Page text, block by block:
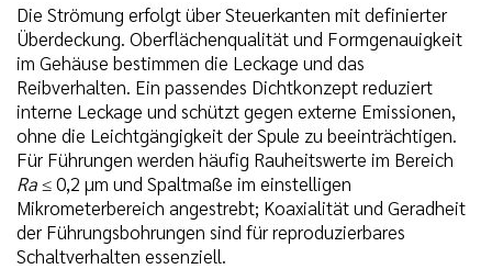
Die Strömung erfolgt über Steuerkanten mit definierter
Überdeckung. Oberflächenqualität und Formgenauigkeit
im Gehäuse bestimmen die Leckage und das
Reibverhalten. Ein passendes Dichtkonzept reduziert
interne Leckage und schützt gegen externe Emissionen,
ohne die Leichtgängigkeit der Spule zu beeinträchtigen.
Für Führungen werden häufig Rauheitswerte im Bereich
Ra≤ 0,2 µm und Spaltmaße im einstelligen
Mikrometerbereich angestrebt; Koaxialität und Geradheit
der Führungsbohrungen sind für reproduzierbares
Schaltverhalten essenziell.